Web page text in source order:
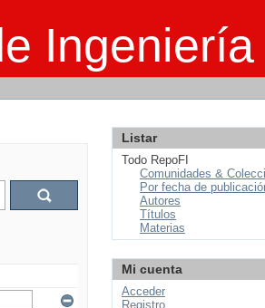
Ingeniería
Listar
Todo RepoFI
Comunidades &
Por fecha de
Autores
Títulos
Materias
Mi cuenta
Acceder
Registro